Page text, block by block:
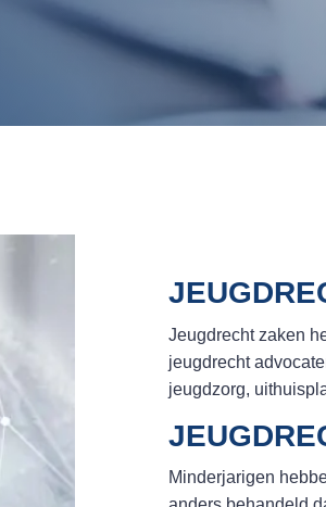
Jeugdrecht zaken
jeugdrecht
jeugdzorg,
Minderjarigen